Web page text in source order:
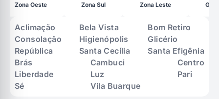
Zona Oeste Zona Sul Zona Leste
Aclimação
Consolação
República
Bela Vista
Higienópolis
Santa Cecília
Bom Retiro
Glicério
Santa Efigênia
Brás
Liberdade
Sé
Cambuci
Luz
Vila Buarque
Centro
Pari